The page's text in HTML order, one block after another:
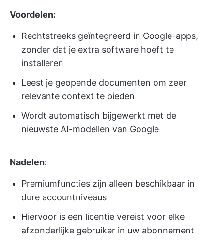
Voordelen:
Rechtstreeks geïntegreerd in Google-apps,
zonder dat je extra software hoeft te
installeren
Leest je geopende documenten om zeer
relevante context te bieden
Wordt automatisch bijgewerkt met de
nieuwste AI-modellen van Google
Nadelen:
Premiumfuncties zijn alleen beschikbaar in
dure accountniveaus
Hiervoor is een licentie vereist voor elke
afzonderlijke gebruiker in uw abonnement